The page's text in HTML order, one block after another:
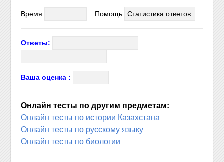
Время Помощь Статистика ответов
Ответы:
Ваша оценка :
Онлайн тесты по другим предметам:
Онлайн тесты по истории Казахстана
Онлайн тесты по русскому языку
Онлайн тесты по биологии